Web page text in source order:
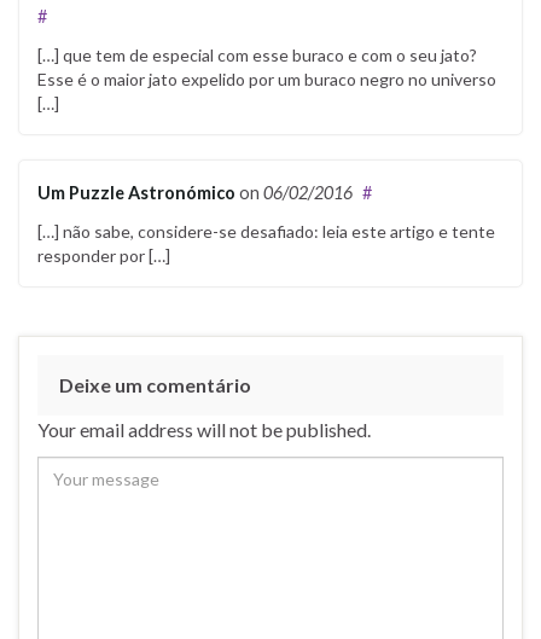
#
[…] que tem de especial com esse buraco e com o seu jato?
Esse é o maior jato expelido por um buraco negro no universo
[…]
Um Puzzle Astronómico on 06/02/2016 #
[…] não sabe, considere-se desafiado: leia este artigo e tente
responder por […]
Deixe um comentário
Your email address will not be published.